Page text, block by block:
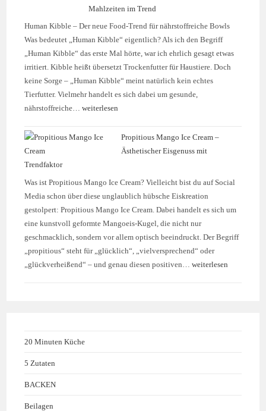
Mahlzeiten im Trend
Human Kibble – Der neue Food-Trend für nährstoffreiche Bowls
Was bedeutet „Human Kibble“ eigentlich? Als ich den Begriff
„Human Kibble“ das erste Mal hörte, war ich ehrlich gesagt etwas
irritiert. Kibble heißt übersetzt Trockenfutter für Haustiere. Doch
keine Sorge – „Human Kibble“ meint natürlich kein echtes
Tierfutter. Vielmehr handelt es sich dabei um gesunde,
nährstoffreiche…weiterlesen
Propitious Mango Ice Cream –
Ästhetischer Eisgenuss mit
Trendfaktor
Was ist Propitious Mango Ice Cream? Vielleicht bist du auf Social
Media schon über diese unglaublich hübsche Eiskreation
gestolpert: Propitious Mango Ice Cream. Dabei handelt es sich um
eine kunstvoll geformte Mangoeis-Kugel, die nicht nur
geschmacklich, sondern vor allem optisch beeindruckt. Der Begriff
„propitious“ steht für „glücklich“, „vielversprechend“ oder
„glückverheißend“ – und genau diesen positiven…weiterlesen
20 Minuten Küche
5 Zutaten
BACKEN
Beilagen